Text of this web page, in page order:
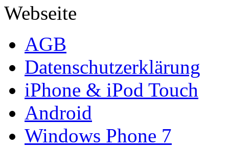
Webseite
AGB
Datenschutzerklärung
iPhone & iPod Touch
Android
Windows Phone 7